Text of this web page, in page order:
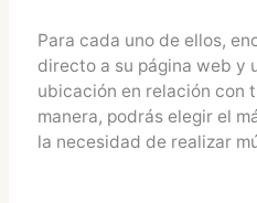
Para cada uno de ellos,
directo a su página web y
ubicación en relación con
manera, podrás elegir el
la necesidad de realizar